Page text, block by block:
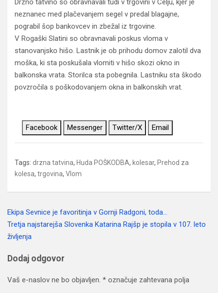
Drzno tatvino so obravnavali tudi v trgovini v Celju, kjer je
neznanec med plačevanjem segel v predal blagajne,
pograbil šop bankovcev in zbežal iz trgovine.
V Rogaški Slatini so obravnavali poskus vloma v
stanovanjsko hišo. Lastnik je ob prihodu domov zalotil dva
moška, ki sta poskušala vlomiti v hišo skozi okno in
balkonska vrata. Storilca sta pobegnila. Lastniku sta škodo
povzročila s poškodovanjem okna in balkonskih vrat.
Facebook Messenger Twitter/X Email
Tags: drzna tatvina, Huda POŠKODBA, kolesar, Prehod za
kolesa, trgovina, Vlom
Navigacija
prispevka
Ekipa Sevnice je favoritinja v Gornji Radgoni, toda…
Tretja najstarejša Slovenka Katarina Rajšp je stopila v 107. leto
življenja
Dodaj odgovor
Vaš e-naslov ne bo objavljen. * označuje zahtevana polja